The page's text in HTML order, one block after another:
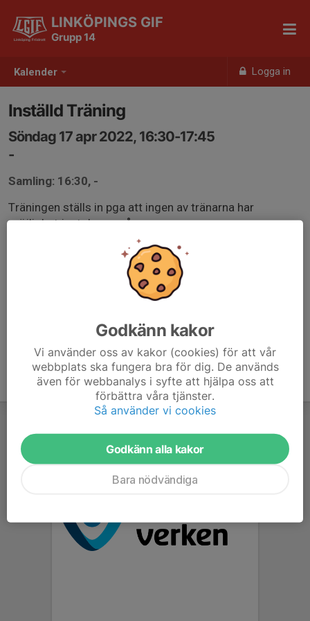
Kalender Logga in
LINKÖPINGS GIF
Grupp 14
Inställd Träning
Söndag 17 apr 2022, 16:30-17:45
-
Samling: 16:30, -
Träningen ställs in pga att ingen av tränarna har
möjlighet just denna gång.
Godkänn kakor
Vi använder oss av kakor (cookies) för att vår
webbplats ska fungera bra för dig. De används
även för webbanalys i syfte att hjälpa oss att
förbättra våra tjänster.
Så använder vi cookies
Godkänn alla kakor
Bara nödvändiga